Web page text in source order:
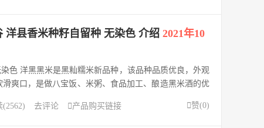
洋县香米种籽自留种 无染色 介绍 2021年10
色 洋黑黑米是黑籼糯米新品种，该品种品质优良，外观
爽口，是做八宝饭、米粥、食品加工、酿造黑米酒的优
一黑米种植历史悠久，是中国古老而名贵的水稻品种。
粥还可以制作各...
赞(0)
(2562) 去评论 产品购买链接